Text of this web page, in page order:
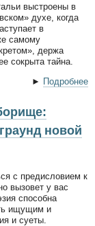
выстроены в
духе, когда
в
самому
держа
сокрыта тайна.
► Подробнее
новой
с предисловием к
вызовет у вас
способна
ищущим и
и суеты.